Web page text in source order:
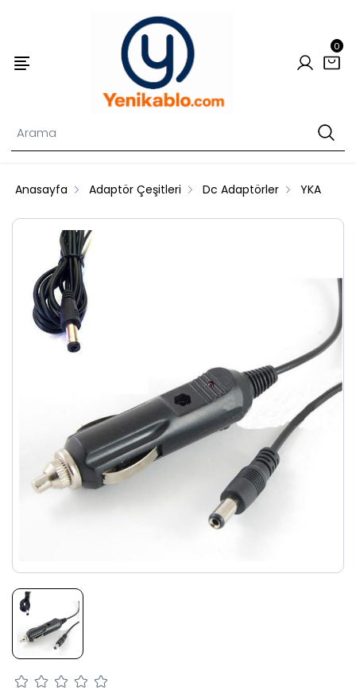
0
Anasayfa Adaptör Çeşitleri Dc Adaptörler YKA